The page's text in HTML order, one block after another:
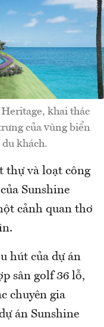
khai thác
của vùng biển
khách.
thự và loạt công
Sunshine
cảnh quan thơ
hút của dự án
sân golf 36 lỗ,
chuyên gia
án Sunshine